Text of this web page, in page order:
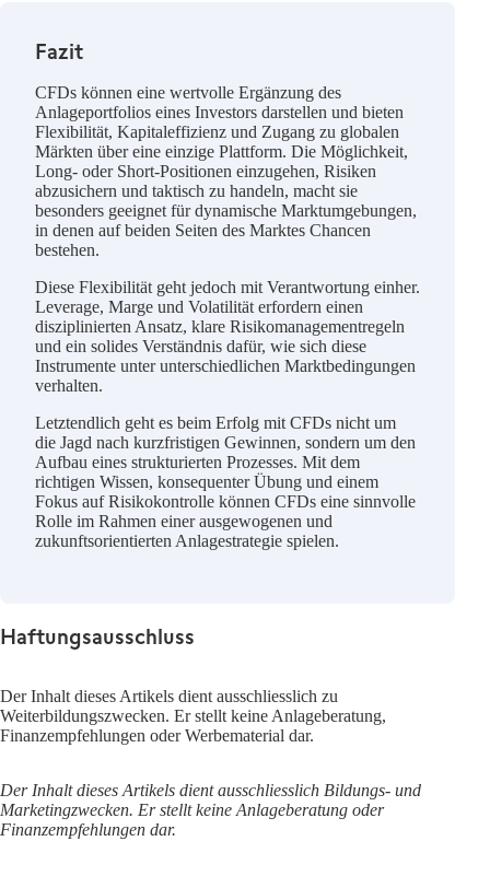
Fazit
CFDs können eine wertvolle Ergänzung des
Anlageportfolios eines Investors darstellen und bieten
Flexibilität, Kapitaleffizienz und Zugang zu globalen
Märkten über eine einzige Plattform. Die Möglichkeit,
Long- oder Short-Positionen einzugehen, Risiken
abzusichern und taktisch zu handeln, macht sie
besonders geeignet für dynamische Marktumgebungen,
in denen auf beiden Seiten des Marktes Chancen
bestehen.
Diese Flexibilität geht jedoch mit Verantwortung einher.
Leverage, Marge und Volatilität erfordern einen
disziplinierten Ansatz, klare Risikomanagementregeln
und ein solides Verständnis dafür, wie sich diese
Instrumente unter unterschiedlichen Marktbedingungen
verhalten.
Letztendlich geht es beim Erfolg mit CFDs nicht um
die Jagd nach kurzfristigen Gewinnen, sondern um den
Aufbau eines strukturierten Prozesses. Mit dem
richtigen Wissen, konsequenter Übung und einem
Fokus auf Risikokontrolle können CFDs eine sinnvolle
Rolle im Rahmen einer ausgewogenen und
zukunftsorientierten Anlagestrategie spielen.
Haftungsausschluss
Der Inhalt dieses Artikels dient ausschliesslich zu
Weiterbildungszwecken. Er stellt keine Anlageberatung,
Finanzempfehlungen oder Werbematerial dar.
Der Inhalt dieses Artikels dient ausschliesslich Bildungs- und
Marketingzwecken. Er stellt keine Anlageberatung oder
Finanzempfehlungen dar.